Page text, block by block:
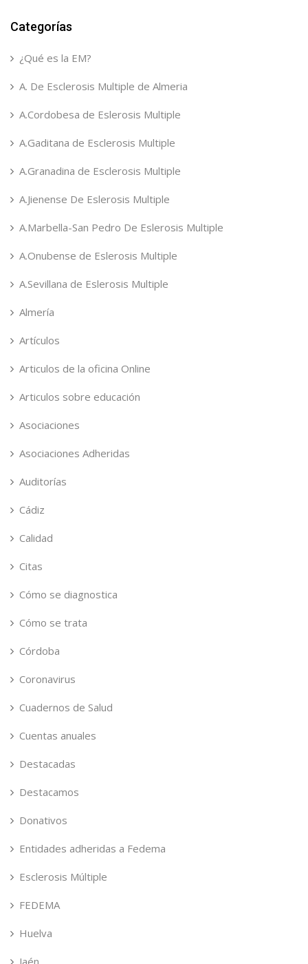
Categorías
¿Qué es la EM?
A. De Esclerosis Multiple de Almeria
A.Cordobesa de Eslerosis Multiple
A.Gaditana de Esclerosis Multiple
A.Granadina de Esclerosis Multiple
A.Jienense De Eslerosis Multiple
A.Marbella-San Pedro De Eslerosis Multiple
A.Onubense de Eslerosis Multiple
A.Sevillana de Eslerosis Multiple
Almería
Artículos
Articulos de la oficina Online
Articulos sobre educación
Asociaciones
Asociaciones Adheridas
Auditorías
Cádiz
Calidad
Citas
Cómo se diagnostica
Cómo se trata
Córdoba
Coronavirus
Cuadernos de Salud
Cuentas anuales
Destacadas
Destacamos
Donativos
Entidades adheridas a Fedema
Esclerosis Múltiple
FEDEMA
Huelva
Jaén